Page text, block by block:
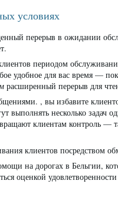
условиях
перерыв в ожидании
периодом
удобное для вас время —
расширенный перерыв для
, вы избавите
выполнять несколько задач
клиентам контроль
клиентов посредством
на дорогах в Бельгии,
оценкой